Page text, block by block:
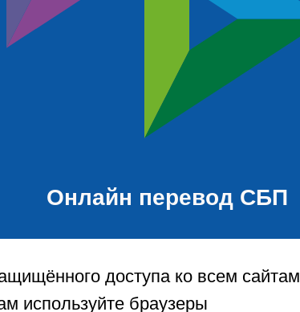
Онлайн перевод СБП
доступа ко всем сайтам
используйте браузеры